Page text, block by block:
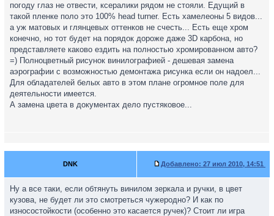
погоду глаз не отвести, ксералики рядом не стояли. Едущий в
такой пленке поло это 100% head turner. Есть хамелеоны 5 видов...
а уж матовых и глянцевых оттенков не счесть... Есть еще хром
конечно, но тот будет на порядок дороже даже 3D карбона, но
представляете каково ездить на полностью хромированном авто?
=) Полноцветный рисунок винилографией - дешевая замена
аэрографии с возможностью демонтажа рисунка если он надоел...
Для обладателей белых авто в этом плане огромное поле для
деятельности имеется.
А замена цвета в документах дело пустяковое...
DNK Добавлено: 27 июл 2010, 14:51
Ну а все таки, если обтянуть винилом зеркала и ручки, в цвет
кузова, не будет ли это смотреться чужеродно? И как по
износостойкости (особенно это касается ручек)? Стоит ли игра